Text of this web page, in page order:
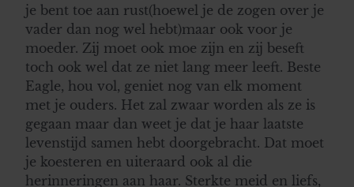
je bent toe aan rust(hoewel je de zogen over je
vader dan nog wel hebt)maar ook voor je
moeder. Zij moet ook moe zijn en zij beseft
toch ook wel dat ze niet lang meer leeft. Beste
Eagle, hou vol, geniet nog van elk moment
met je ouders. Het zal zwaar worden als ze is
gegaan maar dan weet je dat je haar laatste
levenstijd samen hebt doorgebracht. Dat moet
je koesteren en uiteraard ook al die
herinneringen aan haar. Sterkte meid en liefs,